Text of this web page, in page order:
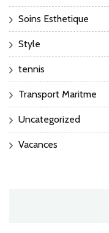
Soins Esthetique
Style
tennis
Transport Maritme
Uncategorized
Vacances